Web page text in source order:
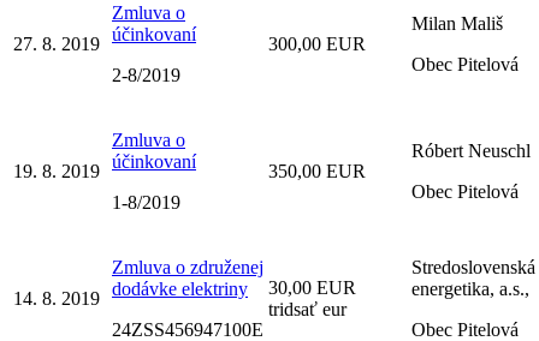
27. 8. 2019
Zmluva o
účinkovaní
2-8/2019
300,00 EUR
Milan Mališ
Obec Pitelová
19. 8. 2019
Zmluva o
účinkovaní
1-8/2019
350,00 EUR
Róbert Neuschl
Obec Pitelová
14. 8. 2019
Zmluva o združenej
dodávke elektriny
24ZSS456947100E
30,00 EUR
tridsať eur
Stredoslovenská
energetika, a.s.,
Obec Pitelová